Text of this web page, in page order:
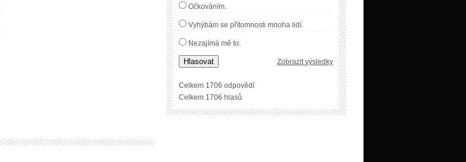
Očkováním.
Vyhýbám se přítomnosti mnoha lidí.
Nezajímá mě to.
Hlasovat Zobrazit výsledky
Celkem 1706 odpovědí
Celkem 1706 hlasů